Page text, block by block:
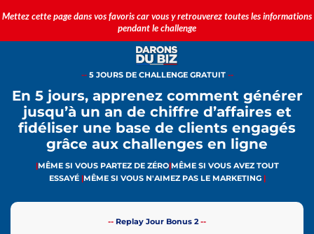
Mettez cette page dans vos favoris car vous y retrouverez toutes les informations
pendant le challenge
-- 5 JOURS DE CHALLENGE GRATUIT --
En 5 jours, apprenez comment générer
jusqu’à un an de chiffre d’affaires et
fidéliser une base de clients engagés
grâce aux challenges en ligne
|MÊME SI VOUS PARTEZ DE ZÉRO|MÊME SI VOUS AVEZ TOUT
ESSAYÉ |MÊME SI VOUS N'AIMEZ PAS LE MARKETING |
-- Replay Jour Bonus 2--